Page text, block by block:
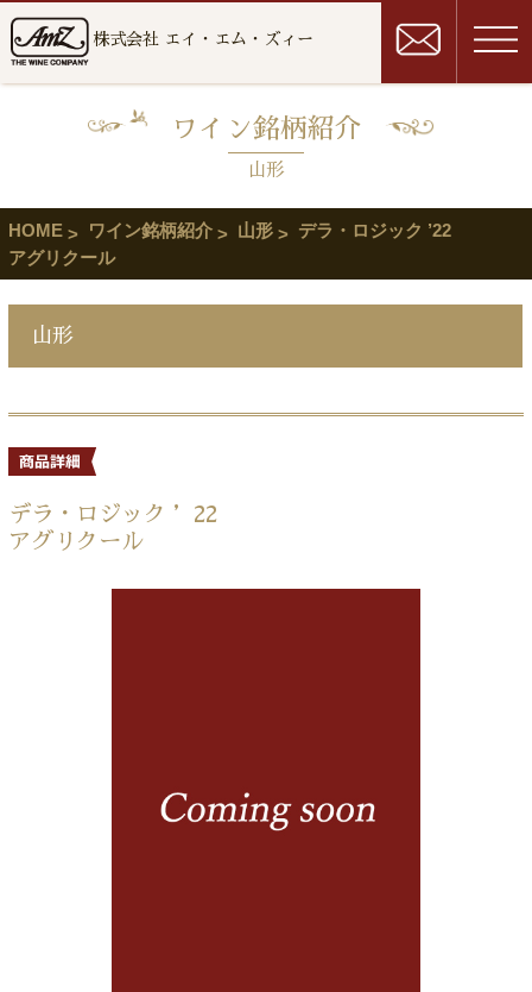
株式会社 エイ・エム・ズィー
ワイン銘柄紹介
山形
HOME ワイン銘柄紹介 山形
デラ・ロジック ’22
アグリクール
山形
デラ・ロジック ’22
アグリクール